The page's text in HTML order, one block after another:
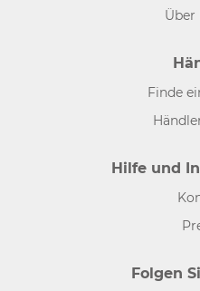
Über
Finde
Hilfe und
Folgen